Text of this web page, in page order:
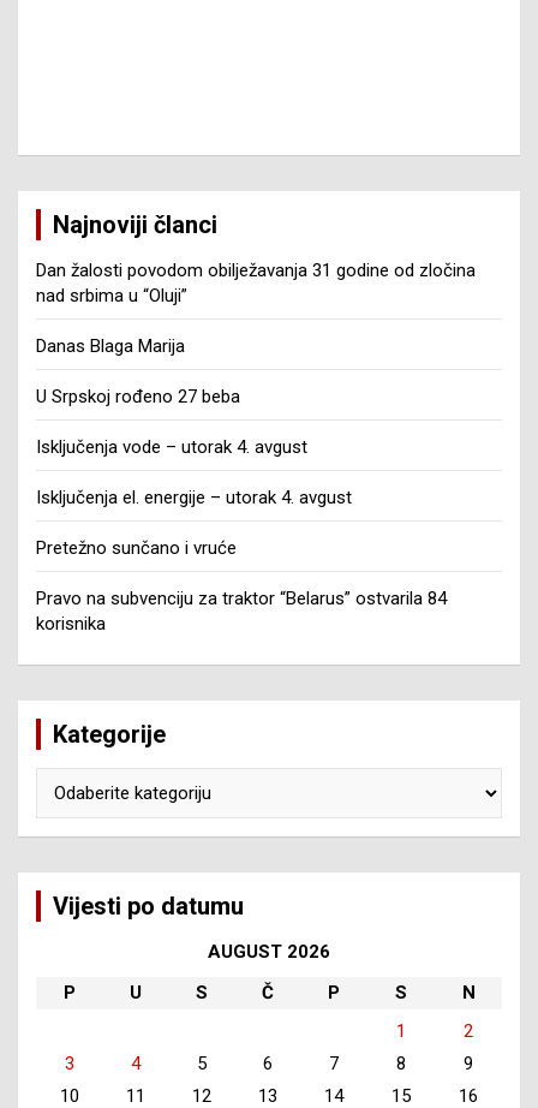
Najnoviji članci
Dan žalosti povodom obilježavanja 31 godine od zločina
nad srbima u “Oluji”
Danas Blaga Marija
U Srpskoj rođeno 27 beba
Isključenja vode – utorak 4. avgust
Isključenja el. energije – utorak 4. avgust
Pretežno sunčano i vruće
Pravo na subvenciju za traktor “Belarus” ostvarila 84
korisnika
Kategorije
Vijesti po datumu
AUGUST 2026
P
U S Č P S
N
1
2
3
4 5 6 7 8
9
10
11 12 13 14 15
16